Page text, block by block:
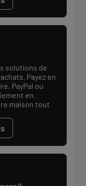
solutions de
Payez en
PayPal ou
en
maison tout